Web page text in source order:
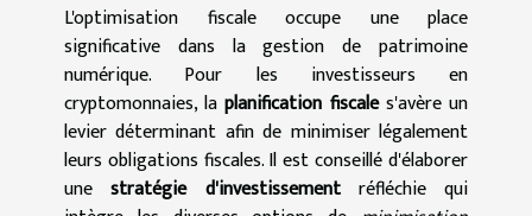
L'optimisation fiscale occupe une place
significative dans la gestion de patrimoine
numérique. Pour les investisseurs en
cryptomonnaies, laplanification fiscales'avère un
levier déterminant afin de minimiser légalement
leurs obligations fiscales. Il est conseillé d'élaborer
unestratégie d'investissementréfléchie qui